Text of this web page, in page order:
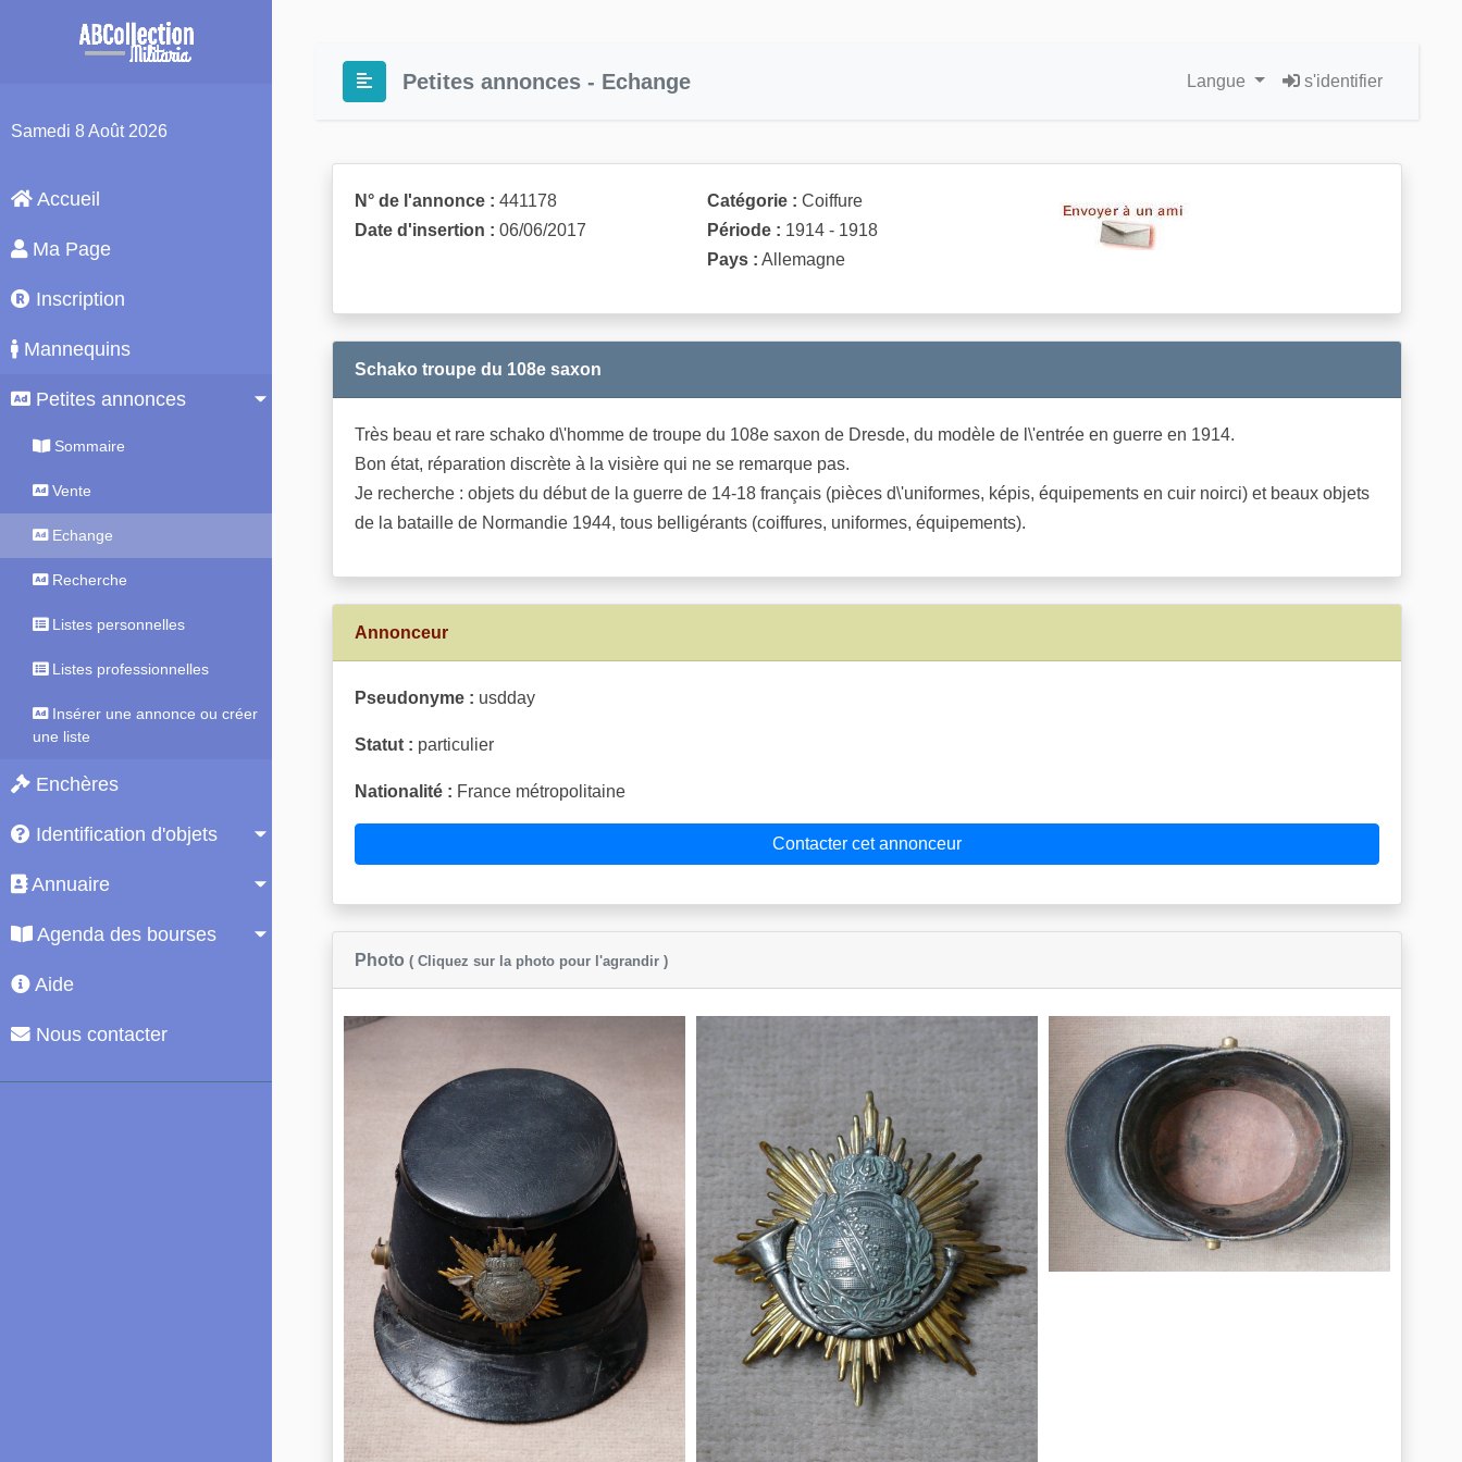
Samedi 8 Août 2026
Accueil
Ma Page
Inscription
Mannequins
Petites annonces
Sommaire
Vente
Echange
Recherche
Listes personnelles
Listes professionnelles
Insérer une annonce ou créer
une liste
Enchères
Identification d'objets
Annuaire
Agenda des bourses
Aide
Nous contacter
Petites annonces - Echange Langue s'identifier
N° de l'annonce : 441178
Date d'insertion : 06/06/2017
Catégorie : Coiffure
Période : 1914 - 1918
Pays : Allemagne
Schako troupe du 108e saxon
Très beau et rare schako d\'homme de troupe du 108e saxon de Dresde, du modèle de l\'entrée en guerre en 1914.
Bon état, réparation discrète à la visière qui ne se remarque pas.
Je recherche : objets du début de la guerre de 14-18 français (pièces d\'uniformes, képis, équipements en cuir noirci) et beaux objets
de la bataille de Normandie 1944, tous belligérants (coiffures, uniformes, équipements).
Annonceur
Pseudonyme : usdday
Statut : particulier
Nationalité : France métropolitaine
Contacter cet annonceur
Photo ( Cliquez sur la photo pour l'agrandir )